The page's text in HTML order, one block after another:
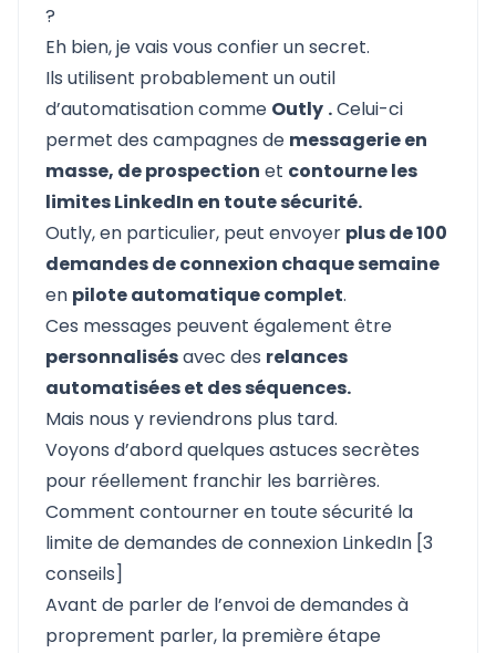
?
Eh bien, je vais vous confier un secret.
Ils utilisent probablement un outil
d’automatisation comme Outly .Celui-ci
permet des campagnes de messagerie en
masse, de prospection et contourne les
limites LinkedIn en toute sécurité.
Outly, en particulier, peut envoyer plus de 100
demandes de connexion chaque semaine
en pilote automatique complet.
Ces messages peuvent également être
personnalisésavec des relances
automatisées et des séquences.
Mais nous y reviendrons plus tard.
Voyons d’abord quelques astuces secrètes
pour réellement franchir les barrières.
Comment contourner en toute sécurité la
limite de demandes de connexion LinkedIn [3
conseils]
Avant de parler de l’envoi de demandes à
proprement parler, la première étape